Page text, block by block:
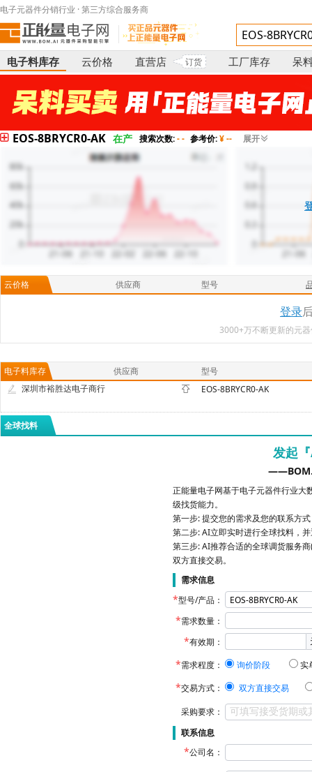
电子元器件分销行业 · 第三方综合服务商
电子料库存 云价格 直营店 订货 工厂库存 呆
EOS-8BRYCR0-AK 在产 搜索次数:- - 参考价:¥ -- 展开
云价格 供应商 型号
登录
3000+万不断更新的元
电子料库存 供应商
型号
深圳市裕胜达电子商行
EOS-8BRYCR0-AK
全球找料
发起
正能量电子网基于电子元器件行业大
级找货能力。
第一步: 提交您的需求及您的联系方
第二步: AI立即实时进行全球找料，
第三步: AI推荐合适的全球调货服务
双方直接交易。
需求信息
型号/产品：
需求数量：
有效期：
需求程度：
询价阶段
实
交易方式：
双方直接交易
采购要求：
联系信息
公司名：